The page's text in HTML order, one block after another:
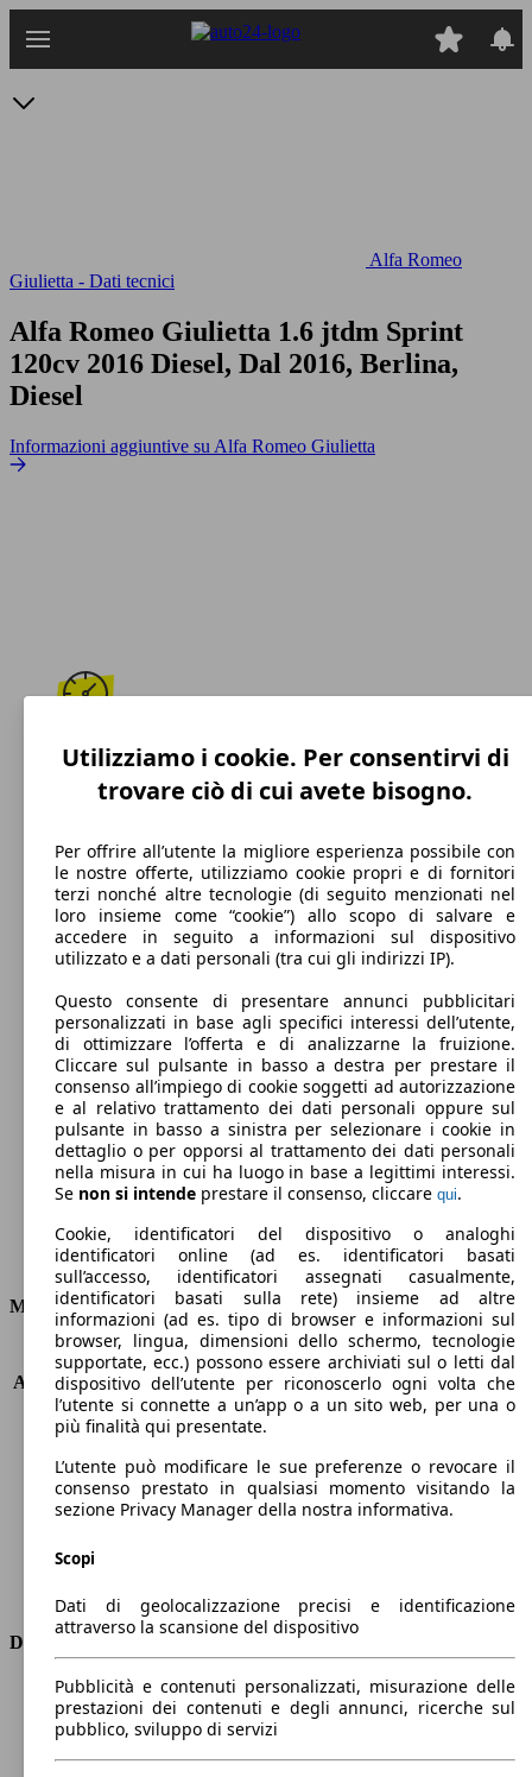
Alfa Romeo
Giulietta - Dati tecnici
Alfa Romeo Giulietta 1.6 jtdm Sprint
120cv 2016 Diesel, Dal 2016, Berlina,
Diesel
Informazioni aggiuntive su Alfa Romeo Giulietta
195 km/h
Velocità massima
Diesel
Carburante
118 g/km
Emissioni di CO2 (combinato)*
Consumi
Motore e Prestazioni
KW (PS)
88 kW (120 PS)
Accelerazione (0-100 km/h)
10.0s
Velocità massima (km/h)
195 km/h
Numero di marce
6
Coppia
280 nm
Cilindrata
1598 ccm
Carburante
Diesel
Trasmissione
Dimensioni
Lunghezza
4350 mm
Altezza
1460 mm
Larghezza
Utilizziamo i cookie. Per consentirvi di
trovare ciò di cui avete bisogno.
Per offrire all’utente la migliore esperienza possibile con
le nostre offerte, utilizziamo cookie propri e di fornitori
terzi nonché altre tecnologie (di seguito menzionati nel
loro insieme come “cookie”) allo scopo di salvare e
accedere in seguito a informazioni sul dispositivo
utilizzato e a dati personali (tra cui gli indirizzi IP).
Questo consente di presentare annunci pubblicitari
personalizzati in base agli specifici interessi dell’utente,
di ottimizzare l’offerta e di analizzarne la fruizione.
Cliccare sul pulsante in basso a destra per prestare il
consenso all’impiego di cookie soggetti ad autorizzazione
e al relativo trattamento dei dati personali oppure sul
pulsante in basso a sinistra per selezionare i cookie in
dettaglio o per opporsi al trattamento dei dati personali
nella misura in cui ha luogo in base a legittimi interessi.
Se non si intende prestare il consenso, cliccare qui.
Cookie, identificatori del dispositivo o analoghi
identificatori online (ad es. identificatori basati
sull’accesso, identificatori assegnati casualmente,
identificatori basati sulla rete) insieme ad altre
informazioni (ad es. tipo di browser e informazioni sul
browser, lingua, dimensioni dello schermo, tecnologie
supportate, ecc.) possono essere archiviati sul o letti dal
dispositivo dell’utente per riconoscerlo ogni volta che
l’utente si connette a un’app o a un sito web, per una o
più finalità qui presentate.
L’utente può modificare le sue preferenze o revocare il
consenso prestato in qualsiasi momento visitando la
sezione Privacy Manager della nostra informativa.
Scopi
Dati di geolocalizzazione precisi e identificazione
attraverso la scansione del dispositivo
Pubblicità e contenuti personalizzati, misurazione delle
prestazioni dei contenuti e degli annunci, ricerche sul
pubblico, sviluppo di servizi